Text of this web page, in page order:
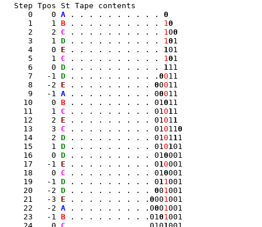
  Step Tpos St Tape contents
     0    0
A . . . . . . . . . . 0
     1    1
B . . . . . . . . . . 1 0
     2    2
C . . . . . . . . . . 1 00
     3    1
D . . . . . . . . . . 1 01
     4    0
E . . . . . . . . . . 101
     5    1
C . . . . . . . . . . 1 01
     6    0
D . . . . . . . . . . 1 11
     7   -1
D . . . . . . . . . . 0011
     8   -2
E . . . . . . . . . 00011
     9   -1
A . . . . . . . . . 00011
    10    0
B . . . . . . . . . 01 011
    11    1
C . . . . . . . . . 01 01 1
    12    2
E . . . . . . . . . 01 01 1
    13    3
C . . . . . . . . . 01 011 0
    14    2
D . . . . . . . . . 01 01 1 1
    15    1
D . . . . . . . . . 01 0101
    16    0
D . . . . . . . . . 01 0001
    17   -1
E . . . . . . . . . 010001
    18    0
C . . . . . . . . . 01 0001
    19   -1
D . . . . . . . . . 01 1 001
    20   -2
D . . . . . . . . . 001 001
    21   -3
E . . . . . . . . . 0001 001
    22   -2
A . . . . . . . . .0001 001
    23   -1
B . . . . . . . . .01 01 001